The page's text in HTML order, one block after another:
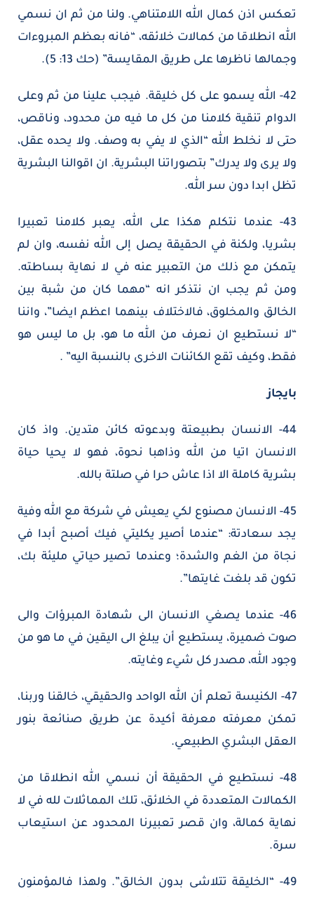
تعكس اذن كمال الله اللامتناهي. ولنا من ثم ان نسمي
الله انطلاقا من كمالات خلائقه، “فانه بعظم المبروءات
وجمالها ناظرها على طريق المقايسة” (حك 13: 5).
42- الله يسمو على كل خليقة. فيجب علينا من ثم وعلى
الدوام تنقية كلامنا من كل ما فيه من محدود، وناقص،
حتى لا نخلط الله “الذي لا يفي به وصف. ولا يحده عقل،
ولا يرى ولا يدرك” بتصوراتنا البشرية. ان اقوالنا البشرية
تظل ابدا دون سر الله.
43- عندما نتكلم هكذا على الله، يعبر كلامنا تعبيرا
بشريا، ولكنة في الحقيقة يصل إلى الله نفسه، وان لم
يتمكن مع ذلك من التعبير عنه في لا نهاية بساطته.
ومن ثم يجب ان نتذكر انه “مهما كان من شبة بين
الخالق والمخلوق، فالاختلاف بينهما اعظم ايضا”، واننا
“لا نستطيع ان نعرف من الله ما هو، بل ما ليس هو
فقط، وكيف تقع الكائنات الاخرى بالنسبة اليه” .
بايجاز
44- الانسان بطبيعتة وبدعوته كائن متدين. واذ كان
الانسان اتيا من الله وذاهبا نحوة، فهو لا يحيا حياة
بشرية كاملة الا اذا عاش حرا في صلتة بالله.
45- الانسان مصنوع لكي يعيش في شركة مع الله وفية
يجد سعادتة: “عندما أصير يكليتي فيك أصبح أبدا في
نجاة من الغم والشدة؛ وعندما تصير حياتي مليئة بك،
تكون قد بلغت غايتها”.
46- عندما يصغي الانسان الى شهادة المبرؤات والى
صوت ضميرة، يستطيع أن يبلغ الى اليقين في ما هو من
وجود الله، مصدر كل شيء وغايته.
47- الكنيسة تعلم أن الله الواحد والحقيقي، خالقنا وربنا،
تمكن معرفته معرفة أكيدة عن طريق صنائعة بنور
العقل البشري الطبيعي.
48- نستطيع في الحقيقة أن نسمي الله انطلاقا من
الكمالات المتعددة في الخلائق، تلك المماثلات لله في لا
نهاية كمالة، وان قصر تعبيرنا المحدود عن استيعاب
سرة.
49- “الخليقة تتلاشى بدون الخالق”. ولهذا فالمؤمنون